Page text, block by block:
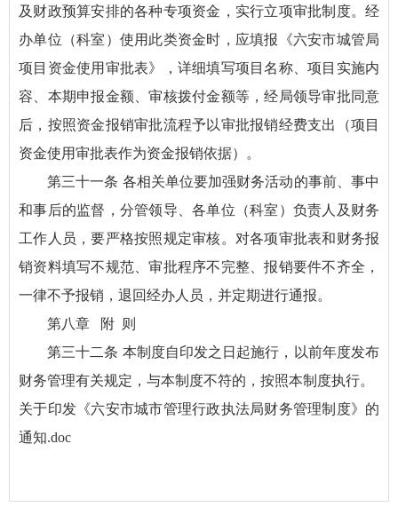
及财政预算安排的各种专项资金，实行立项审批制度。经
办单位（科室）使用此类资金时，应填报《六安市城管局
项目资金使用审批表》，详细填写项目名称、项目实施内
容、本期申报金额、审核拨付金额等，经局领导审批同意
后，按照资金报销审批流程予以审批报销经费支出（项目
资金使用审批表作为资金报销依据）。
第三十一条 各相关单位要加强财务活动的事前、事中
和事后的监督，分管领导、各单位（科室）负责人及财务
工作人员，要严格按照规定审核。对各项审批表和财务报
销资料填写不规范、审批程序不完整、报销要件不齐全，
一律不予报销，退回经办人员，并定期进行通报。
第八章 附 则
第三十二条 本制度自印发之日起施行，以前年度发布
财务管理有关规定，与本制度不符的，按照本制度执行。
关于印发《六安市城市管理行政执法局财务管理制度》的
通知.doc